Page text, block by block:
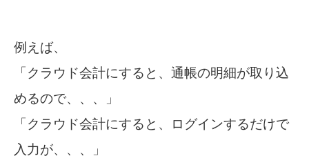
例えば、
「クラウド会計にすると、通帳の明細が取り込
めるので、、、」
「クラウド会計にすると、ログインするだけで
入力が、、、」